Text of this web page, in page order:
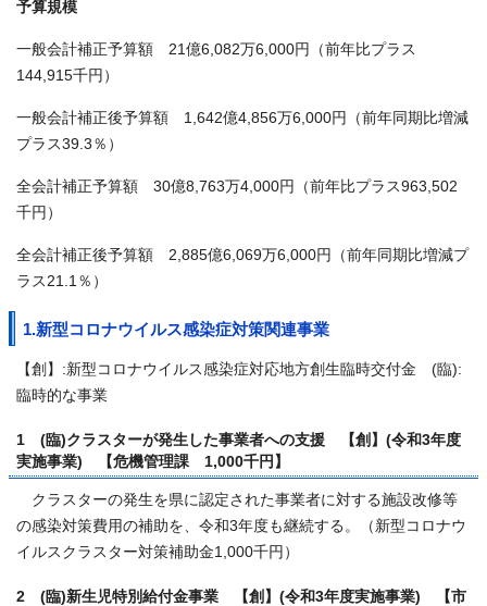
予算規模
一般会計補正予算額 21億6,082万6,000円（前年比プラス
144,915千円）
一般会計補正後予算額 1,642億4,856万6,000円（前年同期比増減
プラス39.3％）
全会計補正予算額 30億8,763万4,000円（前年比プラス963,502
千円）
全会計補正後予算額 2,885億6,069万6,000円（前年同期比増減プ
ラス21.1％）
1.新型コロナウイルス感染症対策関連事業
【創】:新型コロナウイルス感染症対応地方創生臨時交付金 (臨):
臨時的な事業
1 (臨)クラスターが発生した事業者への支援 【創】(令和3年度
実施事業) 【危機管理課 1,000千円】
クラスターの発生を県に認定された事業者に対する施設改修等
の感染対策費用の補助を、令和3年度も継続する。（新型コロナウ
イルスクラスター対策補助金1,000千円）
2 (臨)新生児特別給付金事業 【創】(令和3年度実施事業) 【市